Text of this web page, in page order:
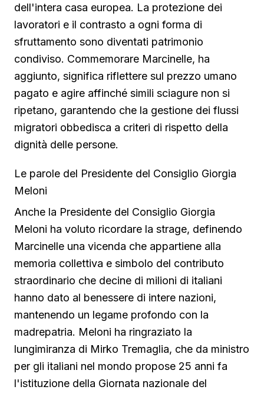
dell'intera casa europea. La protezione dei
lavoratori e il contrasto a ogni forma di
sfruttamento sono diventati patrimonio
condiviso. Commemorare Marcinelle, ha
aggiunto, significa riflettere sul prezzo umano
pagato e agire affinché simili sciagure non si
ripetano, garantendo che la gestione dei flussi
migratori obbedisca a criteri di rispetto della
dignità delle persone.
Le parole del Presidente del Consiglio Giorgia
Meloni
Anche la Presidente del Consiglio Giorgia
Meloni ha voluto ricordare la strage, definendo
Marcinelle una vicenda che appartiene alla
memoria collettiva e simbolo del contributo
straordinario che decine di milioni di italiani
hanno dato al benessere di intere nazioni,
mantenendo un legame profondo con la
madrepatria. Meloni ha ringraziato la
lungimiranza di Mirko Tremaglia, che da ministro
per gli italiani nel mondo propose 25 anni fa
l'istituzione della Giornata nazionale del